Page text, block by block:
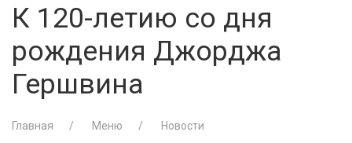
К 120-летию со дня
рождения Джорджа
Гершвина
Главная Меню Новости